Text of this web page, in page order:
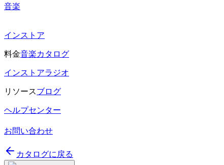
音楽
インストア
料金音楽カタログ
インストアラジオ
リソースブログ
ヘルプセンター
お問い合わせ
カタログに戻る